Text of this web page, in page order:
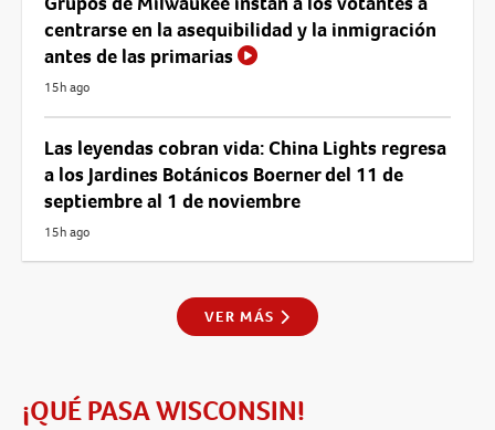
centrarse en la asequibilidad y la inmigración
antes de las primarias
15h ago
Las leyendas cobran vida: China Lights regresa
a los Jardines Botánicos Boerner del 11 de
septiembre al 1 de noviembre
15h ago
VER MÁS
¡QUÉ PASA WISCONSIN!